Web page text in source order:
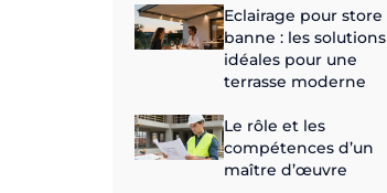
Eclairage pour store
banne : les solutions
idéales pour une
terrasse moderne
Le rôle et les
compétences d’un
maître d’œuvre